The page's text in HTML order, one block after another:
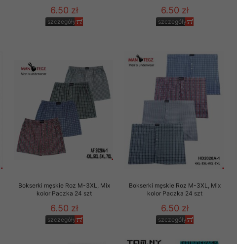
6.50 zł
szczegóły
6.50 zł
szczegóły
Bokserki męskie Roz M-3XL, Mix
kolor Paczka 24 szt
6.50 zł
szczegóły
Bokserki męskie Roz M-3XL, Mix
kolor Paczka 24 szt
6.50 zł
szczegóły